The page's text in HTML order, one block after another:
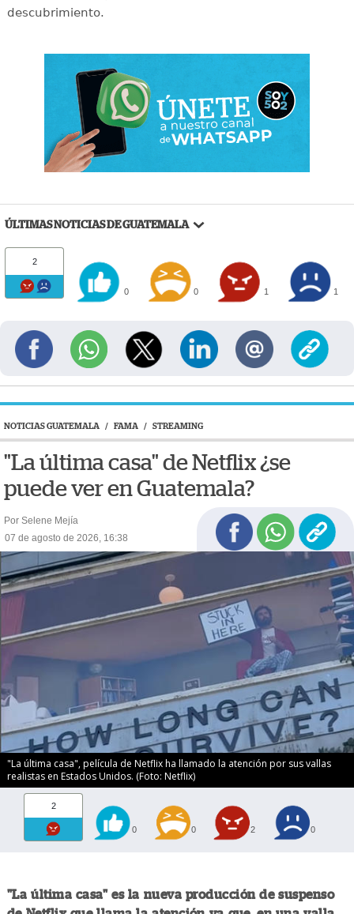
descubrimiento.
ÚLTIMAS NOTICIAS DE GUATEMALA
2
0 0 1 1
NOTICIAS GUATEMALA / FAMA / STREAMING
"La última casa" de Netflix ¿se
puede ver en Guatemala?
Por Selene Mejía
07 de agosto de 2026, 16:38
"La última casa", película de Netflix ha llamado la atención por sus vallas
realistas en Estados Unidos. (Foto: Netflix)
2
0 0 2 0
"La última casa" es la nueva producción de suspenso